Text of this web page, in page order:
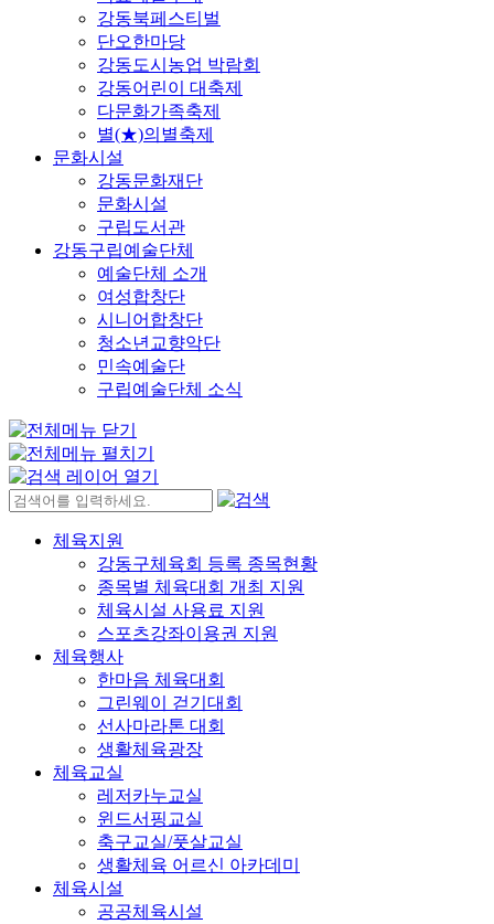
강동북페스티벌
단오한마당
강동도시농업 박람회
강동어린이 대축제
다문화가족축제
별(★)의별축제
문화시설
강동문화재단
문화시설
구립도서관
강동구립예술단체
예술단체 소개
여성합창단
시니어합창단
청소년교향악단
민속예술단
구립예술단체 소식
체육지원
강동구체육회 등록 종목현황
종목별 체육대회 개최 지원
체육시설 사용료 지원
스포츠강좌이용권 지원
체육행사
한마음 체육대회
그린웨이 걷기대회
선사마라톤 대회
생활체육광장
체육교실
레저카누교실
윈드서핑교실
축구교실/풋살교실
생활체육 어르신 아카데미
체육시설
공공체육시설